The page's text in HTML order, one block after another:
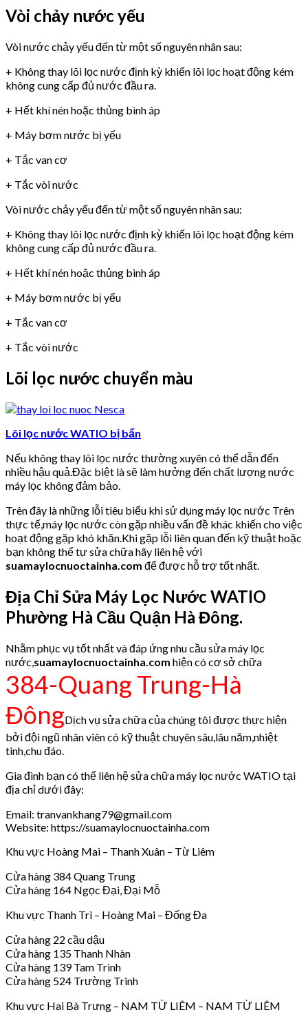
Vòi chảy nước yếu
Vòi nước chảy yếu đến từ một số nguyên nhân sau:
+ Không thay lõi lọc nước định kỳ khiến lõi lọc hoạt động kém
không cung cấp đủ nước đầu ra.
+ Hết khí nén hoặc thủng bình áp
+ Máy bơm nước bị yếu
+ Tắc van cơ
+ Tắc vòi nước
Vòi nước chảy yếu đến từ một số nguyên nhân sau:
+ Không thay lõi lọc nước định kỳ khiến lõi lọc hoạt động kém
không cung cấp đủ nước đầu ra.
+ Hết khí nén hoặc thủng bình áp
+ Máy bơm nước bị yếu
+ Tắc van cơ
+ Tắc vòi nước
Lõi lọc nước chuyển màu
Lõi lọc nước WATIO bị bẩn
Nếu không thay lõi lọc nước thường xuyên có thể dẫn đến
nhiều hậu quả.Đặc biệt là sẽ làm hưởng đến chất lượng nước
máy lọc không đảm bảo.
Trên đây là những lỗi tiêu biểu khi sử dụng máy lọc nước Trên
thực tế,máy lọc nước còn gặp nhiều vấn đề khác khiến cho việc
hoạt động gặp khó khăn.Khi gặp lỗi liên quan đến kỹ thuật hoặc
bạn không thể tự sửa chữa hãy liên hệ với
suamaylocnuoctainha.com để được hỗ trợ tốt nhất.
Địa Chỉ Sửa Máy Lọc Nước WATIO
Phường Hà Cầu Quận Hà Đông.
Nhằm phục vụ tốt nhất và đáp ứng nhu cầu sửa máy lọc
nước, suamaylocnuoctainha.com hiện có cơ sở chữa
384-Quang Trung-Hà
ĐôngDịch vụ sửa chữa của chúng tôi được thực hiện
bởi đội ngũ nhân viên có kỹ thuật chuyên sâu,lâu năm,nhiệt
tình,chu đáo.
Gia đình bạn có thể liên hệ sửa chữa máy lọc nước WATIO tại
địa chỉ dưới đây:
Email: tranvankhang79@gmail.com
Website: https://suamaylocnuoctainha.com
Khu vực Hoàng Mai – Thanh Xuân – Từ Liêm
Cửa hàng 384 Quang Trung
Cửa hàng 164 Ngọc Đại, Đại Mỗ
Khu vực Thanh Trì – Hoàng Mai – Đống Đa
Cửa hàng 22 cầu dậu
Cửa hàng 135 Thanh Nhàn
Cửa hàng 139 Tam Trinh
Cửa hàng 524 Trường Trinh
Khu vực Hai Bà Trưng – NAM TỪ LIÊM – NAM TỪ LIÊM